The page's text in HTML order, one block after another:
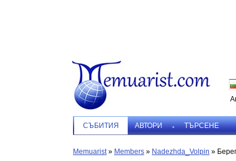
СЪБИТИЯ АВТОРИ ТЪРСЕНЕ
Memuarist» Members » Nadezhda_Volpin »